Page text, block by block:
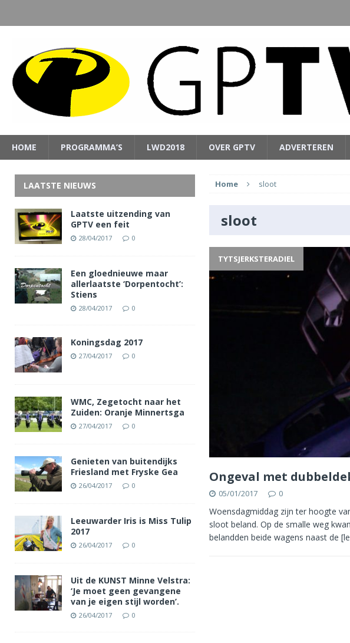
HOME PROGRAMMA’S LWD2018 OVER GPTV ADVERTEREN
Home sloot
sloot
TYTSJERKSTERADIEL
Ongeval met
05/01/2017 0
Woensdagmiddag zijn ter hoogte
sloot beland. Op de smalle weg
belandden beide wagens naast de
LAATSTE NIEUWS
Laatste uitzending van
GPTV een feit
28/04/2017 0
Een gloednieuwe maar
allerlaatste ‘Dorpentocht’:
Stiens
28/04/2017 0
Koningsdag 2017
27/04/2017 0
WMC, Zegetocht naar het
Zuiden: Oranje Minnertsga
27/04/2017 0
Genieten van buitendijks
Friesland met Fryske Gea
26/04/2017 0
Leeuwarder Iris is Miss Tulip
2017
26/04/2017 0
Uit de KUNST Minne Velstra:
‘Je moet geen gevangene
van je eigen stijl worden’.
26/04/2017 0